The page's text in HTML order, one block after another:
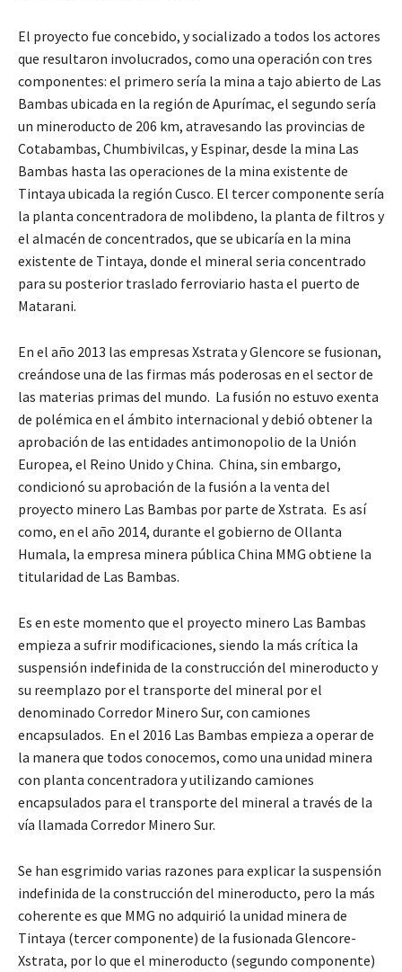
El proyecto fue concebido, y socializado a todos los actores
que resultaron involucrados, como una operación con tres
componentes: el primero sería la mina a tajo abierto de Las
Bambas ubicada en la región de Apurímac, el segundo sería
un mineroducto de 206 km, atravesando las provincias de
Cotabambas, Chumbivilcas, y Espinar, desde la mina Las
Bambas hasta las operaciones de la mina existente de
Tintaya ubicada la región Cusco. El tercer componente sería
la planta concentradora de molibdeno, la planta de filtros y
el almacén de concentrados, que se ubicaría en la mina
existente de Tintaya, donde el mineral seria concentrado
para su posterior traslado ferroviario hasta el puerto de
Matarani.
En el año 2013 las empresas Xstrata y Glencore se fusionan,
creándose una de las firmas más poderosas en el sector de
las materias primas del mundo. La fusión no estuvo exenta
de polémica en el ámbito internacional y debió obtener la
aprobación de las entidades antimonopolio de la Unión
Europea, el Reino Unido y China. China, sin embargo,
condicionó su aprobación de la fusión a la venta del
proyecto minero Las Bambas por parte de Xstrata. Es así
como, en el año 2014, durante el gobierno de Ollanta
Humala, la empresa minera pública China MMG obtiene la
titularidad de Las Bambas.
Es en este momento que el proyecto minero Las Bambas
empieza a sufrir modificaciones, siendo la más crítica la
suspensión indefinida de la construcción del mineroducto y
su reemplazo por el transporte del mineral por el
denominado Corredor Minero Sur, con camiones
encapsulados. En el 2016 Las Bambas empieza a operar de
la manera que todos conocemos, como una unidad minera
con planta concentradora y utilizando camiones
encapsulados para el transporte del mineral a través de la
vía llamada Corredor Minero Sur.
Se han esgrimido varias razones para explicar la suspensión
indefinida de la construcción del mineroducto, pero la más
coherente es que MMG no adquirió la unidad minera de
Tintaya (tercer componente) de la fusionada Glencore-
Xstrata, por lo que el mineroducto (segundo componente)